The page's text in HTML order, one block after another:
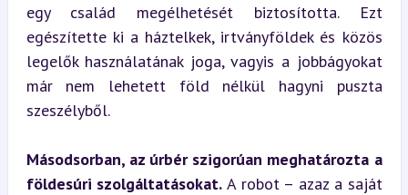
egy család megélhetését biztosította. Ezt
egészítette ki a háztelkek, irtványföldek és közös
legelők használatának joga, vagyis a jobbágyokat
már nem lehetett föld nélkül hagyni puszta
szeszélyből.
Másodsorban, az úrbér szigorúan meghatározta a
földesúri szolgáltatásokat. A robot – azaz a saját